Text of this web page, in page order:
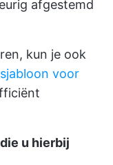
afgestemd
kun je ook
voor
u hierbij